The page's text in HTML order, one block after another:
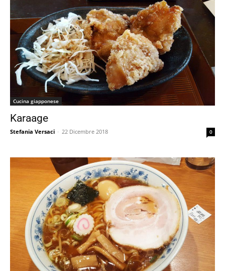
Cucina giapponese
Karaage
Stefania Versaci - 22 Dicembre 2018 0